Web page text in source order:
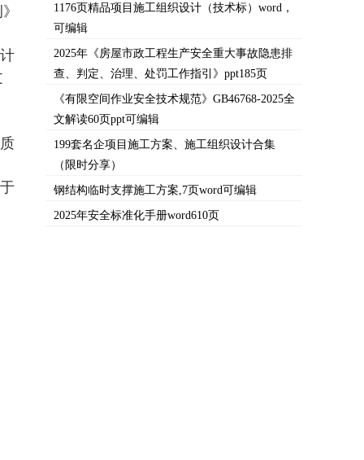
1176页精品项目施工组织设计（技术标）word，
可编辑
2025年《房屋市政工程生产安全重大事故隐患排
查、判定、治理、处罚工作指引》ppt185页
《有限空间作业安全技术规范》GB46768-2025全
文解读60页ppt可编辑
199套名企项目施工方案、施工组织设计合集
（限时分享）
钢结构临时支撑施工方案,7页word可编辑
2025年安全标准化手册word610页